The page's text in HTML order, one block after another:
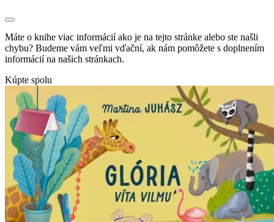
Máte o knihe viac informácií ako je na tejto stránke alebo ste našli
chybu? Budeme vám veľmi vďační, ak nám pomôžete s doplnením
informácií na našich stránkach.
Kúpte spolu